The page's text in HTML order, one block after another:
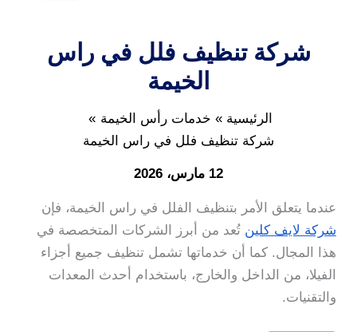
شركة تنظيف فلل في راس
الخيمة
الرئيسية
خدمات رأس الخيمة
شركة تنظيف فلل في راس الخيمة
12 مارس، 2026
عندما يتعلق الأمر بتنظيف الفلل في راس الخيمة، فإن
شركة لايف كلين تُعد من أبرز الشركات المتخصصة في
هذا المجال. كما أن خدماتها تشمل تنظيف جميع أجزاء
الفيلا، من الداخل والخارج، باستخدام أحدث المعدات
والتقنيات.